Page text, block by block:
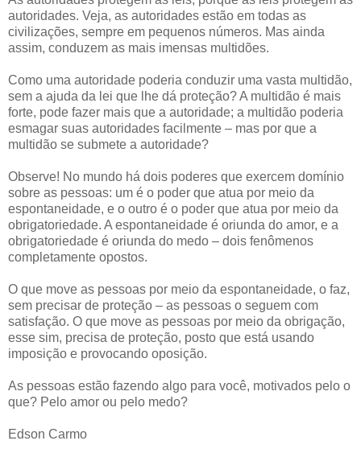
autoridades. Veja, as autoridades estão em todas as
civilizações, sempre em pequenos números. Mas ainda
assim, conduzem as mais imensas multidões.
Como uma autoridade poderia conduzir uma vasta multidão,
sem a ajuda da lei que lhe dá proteção? A multidão é mais
forte, pode fazer mais que a autoridade; a multidão poderia
esmagar suas autoridades facilmente – mas por que a
multidão se submete a autoridade?
Observe! No mundo há dois poderes que exercem domínio
sobre as pessoas: um é o poder que atua por meio da
espontaneidade, e o outro é o poder que atua por meio da
obrigatoriedade. A espontaneidade é oriunda do amor, e a
obrigatoriedade é oriunda do medo – dois fenômenos
completamente opostos.
O que move as pessoas por meio da espontaneidade, o faz,
sem precisar de proteção – as pessoas o seguem com
satisfação. O que move as pessoas por meio da obrigação,
esse sim, precisa de proteção, posto que está usando
imposição e provocando oposição.
As pessoas estão fazendo algo para você, motivados pelo o
que? Pelo amor ou pelo medo?
Edson Carmo